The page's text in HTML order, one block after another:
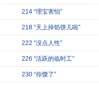
214 “理宝害怕”
218 “天上掉馅饼儿啦”
222 “没点人性”
226 “活跃的临时工”
230 “你馊了”